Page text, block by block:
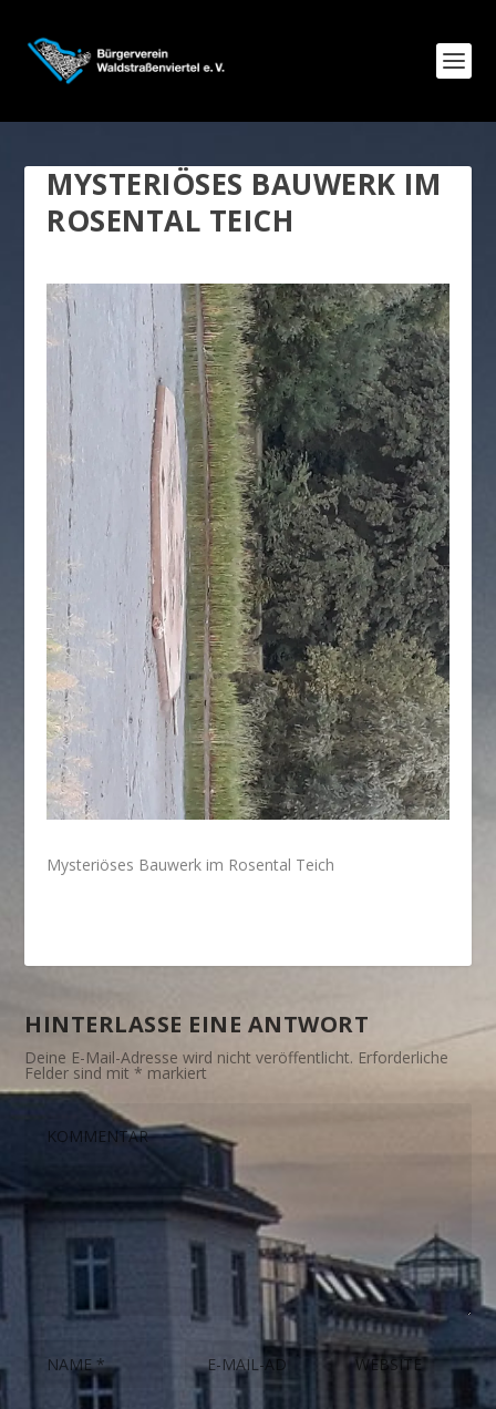
MYSTERIÖSES BAUWERK IM
ROSENTAL TEICH
Mysteriöses Bauwerk im Rosental Teich
HINTERLASSE EINE ANTWORT
Deine E-Mail-Adresse wird nicht veröffentlicht. Erforderliche
Felder sind mit * markiert